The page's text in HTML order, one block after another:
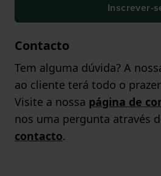
Inscrever-
Contacto
Tem alguma dúvida? A
ao cliente terá todo o
Visite a nossa página de
nos uma pergunta através
contacto.